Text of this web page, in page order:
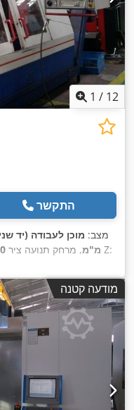
1 / 12
התקשר
מצב: מוכן לעבודה (יד
600 מ"מ , מרחק תנועה ציר Z:
,
מודעה קטנה